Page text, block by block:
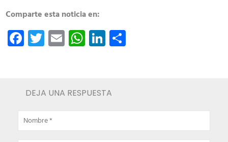
Comparte esta noticia en:
Facebook
Twitter
EmailWhatsApp
LinkedIn
DEJA UNA RESPUESTA